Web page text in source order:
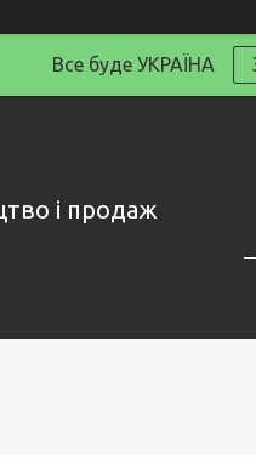
Все буде УКРАЇНА
і продаж